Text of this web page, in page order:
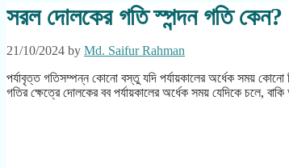
সরল দোলকের গতি স্পন্দন গতি কেন?
21/10/2024 by Md. Saifur Rahman
পর্যাবৃত্ত গতিসম্পন্ন কোনো বস্তু যদি পর্যায়কালের অর্ধেক সময় কোনো
গতির ক্ষেত্রে দোলকের বব পর্যায়কালের অর্ধেক সময় যেদিকে চলে,